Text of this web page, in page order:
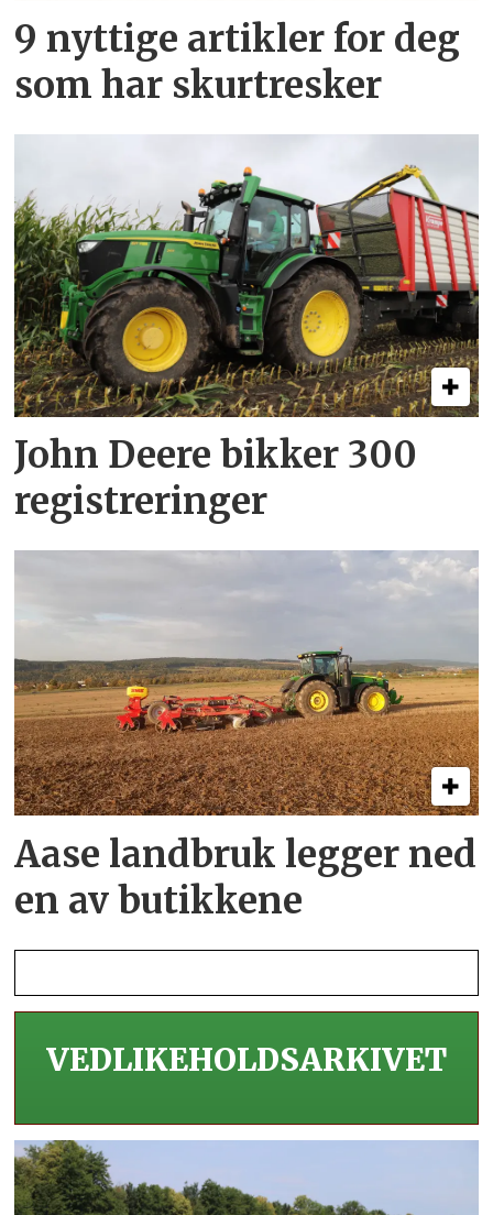
9 nyttige artikler for deg
som har skurtresker
John Deere bikker 300
registreringer
Aase landbruk legger ned
en av butikkene
VEDLIKEHOLDS­ARKIVET